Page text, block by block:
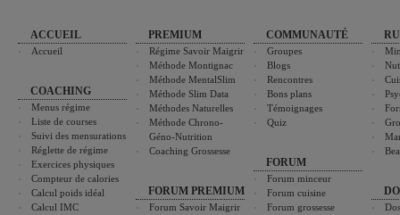
ACCUEIL
Accueil
COACHING
Menus régime
Liste de courses
Suivi des mensurations
Réglette de régime
Exercices physiques
Compteur de calories
Calcul poids idéal
Calcul IMC
PREMIUM
Régime Savoir Maigrir
Méthode Montignac
Méthode MentalSlim
Méthode Slim Data
Méthodes Naturelles
Méthode Chrono-
Géno-Nutrition
Coaching Grossesse
FORUM PREMIUM
Forum Savoir Maigrir
COMMUNAUTÉ
Groupes
Blogs
Rencontres
Bons plans
Témoignages
Quiz
FORUM
Forum minceur
Forum cuisine
Forum grossesse